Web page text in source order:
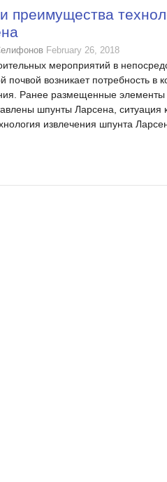
преимущества
February 26, 2018
мероприятий в
почвой возникает потребность в
Ранее размещенные
шпунты Ларсена, ситуация
извлечения шпунта